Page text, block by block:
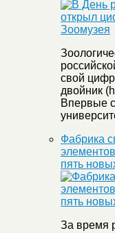
свой
двойник
Впервые
Фабрика
пять
За время